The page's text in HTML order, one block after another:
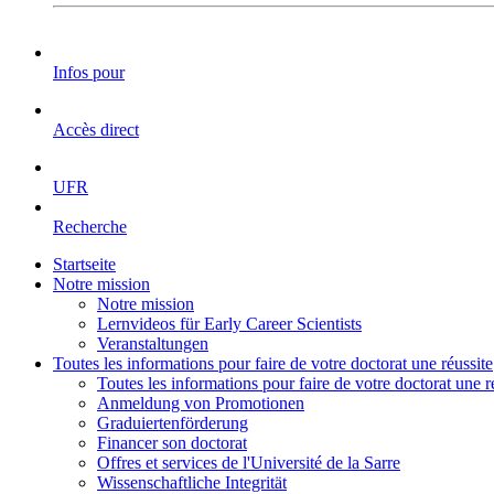
Infos pour
Accès direct
UFR
Recherche
Startseite
Notre mission
Notre mission
Lernvideos für Early Career Scientists
Veranstaltungen
Toutes les informations pour faire de votre doctorat une réussite
Toutes les informations pour faire de votre doctorat une
Anmeldung von Promotionen
Graduiertenförderung
Financer son doctorat
Offres et services de l'Université de la Sarre
Wissenschaftliche Integrität